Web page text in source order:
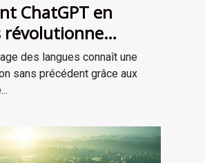
ChatGPT en
révolutionne
des langues
des langues connaît une
sans précédent grâce aux